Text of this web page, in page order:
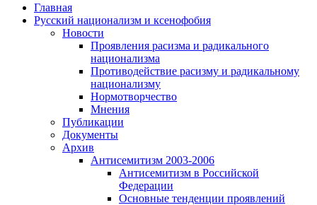
Главная
Русский национализм и ксенофобия
Новости
Проявления расизма и радикального
национализма
Противодействие расизму и радикальному
национализму
Нормотворчество
Мнения
Публикации
Документы
Архив
Антисемитизм 2003-2006
Антисемитизм в Российской
Федерации
Основные тенденции проявлений